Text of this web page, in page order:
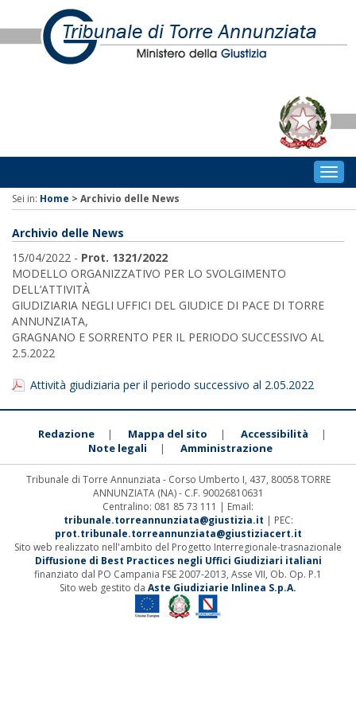
Sei in: Home > Archivio delle News
Archivio delle News
15/04/2022 - Prot. 1321/2022
MODELLO ORGANIZZATIVO PER LO SVOLGIMENTO
DELL’ATTIVITÀ
GIUDIZIARIA NEGLI UFFICI DEL GIUDICE DI PACE DI TORRE
ANNUNZIATA,
GRAGNANO E SORRENTO PER IL PERIODO SUCCESSIVO AL
2.5.2022
Attività giudiziaria per il periodo successivo al 2.05.2022
Redazione | Mappa del sito | Accessibilità |
Note legali | Amministrazione
Tribunale di Torre Annunziata - Corso Umberto I, 437, 80058 TORRE
ANNUNZIATA (NA) - C.F. 90026810631
Centralino: 081 85 73 111 | Email:
tribunale.torreannunziata@giustizia.it | PEC:
prot.tribunale.torreannunziata@giustiziacert.it
Sito web realizzato nell'ambito del Progetto Interregionale-trasnazionale
Diffusione di Best Practices negli Uffici Giudiziari italiani
finanziato dal PO Campania FSE 2007-2013, Asse VII, Ob. Op. P.1
Sito web gestito da Aste Giudiziarie Inlinea S.p.A.